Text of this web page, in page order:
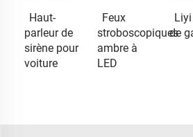
Haut-
parleur de
sirène pour
voiture
Feux
stroboscopiques
ambre à
LED
de